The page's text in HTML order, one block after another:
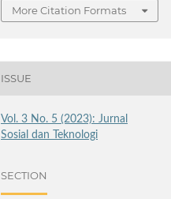
More Citation Formats
ISSUE
Vol. 3 No. 5 (2023): Jurnal
Sosial dan Teknologi
SECTION